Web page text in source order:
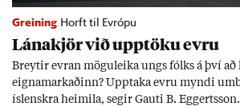
Greining Horft til Evrópu
Lána­kjör við upp­töku evru
Breyt­ir evr­an mögu­leika ungs fólks á því
eigna­mark­að­inn? Upp­taka evru myndi
ís­lenskra heim­ila, seg­ir Gauti B.